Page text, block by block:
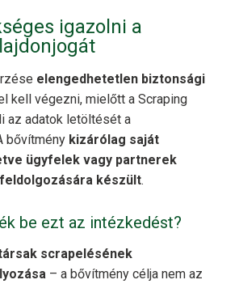
igazolni a
elengedhetetlen biztonsági
kell végezni, mielőtt a Scraping
az adatok letöltését a
bővítmény kizárólag saját
ügyfelek vagy partnerek
készült.
be ezt az intézkedést?
scrapelésének
– a bővítmény célja nem az